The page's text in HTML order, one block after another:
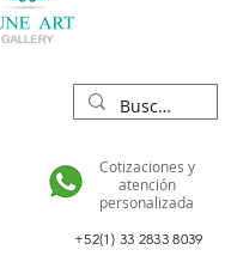
Cotizaciones y
atención
personalizada
+52(1) 33 2833 8039